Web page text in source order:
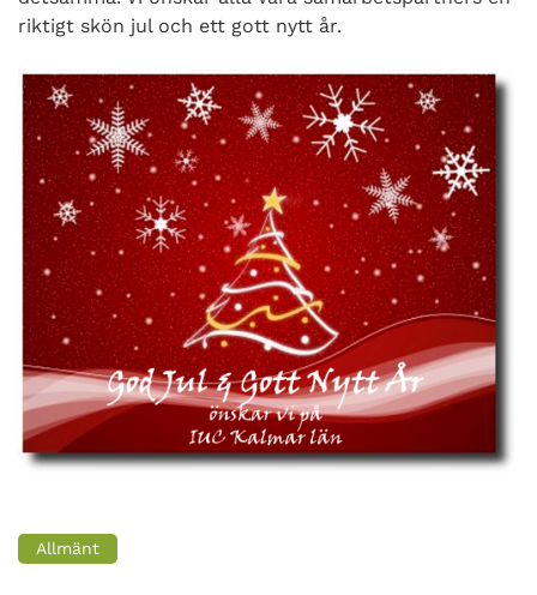
riktigt skön jul och ett gott nytt år.
Allmänt